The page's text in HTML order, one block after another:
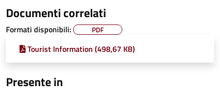
Documenti correlati
Formati disponibili: PDF
Tourist Information (498,67 KB)
Presente in